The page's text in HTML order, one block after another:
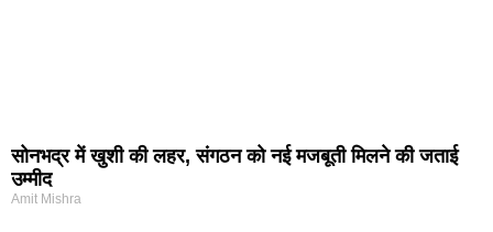
सोनभद्र में खुशी की लहर, संगठन को नई मजबूती मिलने की जताई
उम्मीद
Amit Mishra